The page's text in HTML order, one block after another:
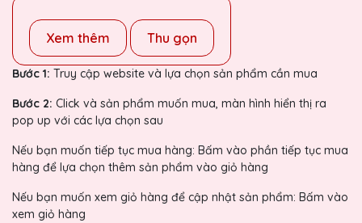
Xem thêm Thu gọn
Bước 1: Truy cập website và lựa chọn sản phẩm cần mua
Bước 2: Click và sản phẩm muốn mua, màn hình hiển thị ra
pop up với các lựa chọn sau
Nếu bạn muốn tiếp tục mua hàng: Bấm vào phần tiếp tục mua
hàng để lựa chọn thêm sản phẩm vào giỏ hàng
Nếu bạn muốn xem giỏ hàng để cập nhật sản phẩm: Bấm vào
xem giỏ hàng